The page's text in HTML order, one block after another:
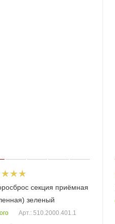
секция приёмная
зеленый
Арт.: 510.2000.401.1